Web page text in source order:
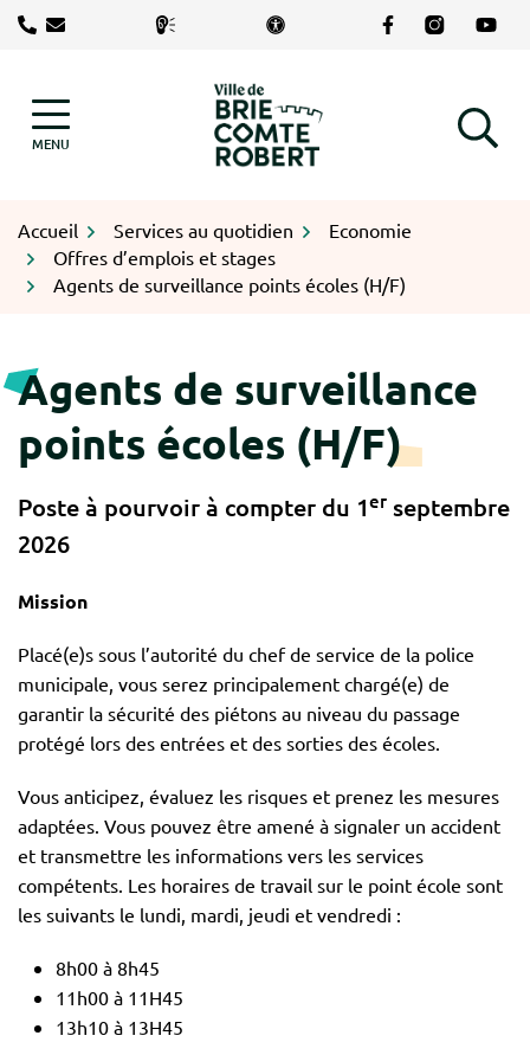
Aller
Lien vers le
Lien vers le
Lien
MENU Logo Brie-Comte-Robert
RECHERCHE
Accueil Services au quotidien
Economie
Offres d’emplois et stages
Agents de surveillance points écoles (H/F)
Agents de surveillance
points écoles (H/F)
Poste à pourvoir à compter du 1er septembre
2026
Mission
Placé(e)s sous l’autorité du chef de service de la police
municipale, vous serez principalement chargé(e) de
garantir la sécurité des piétons au niveau du passage
protégé lors des entrées et des sorties des écoles.
Vous anticipez, évaluez les risques et prenez les mesures
adaptées. Vous pouvez être amené à signaler un accident
et transmettre les informations vers les services
compétents. Les horaires de travail sur le point école sont
les suivants le lundi, mardi, jeudi et vendredi :
8h00 à 8h45
11h00 à 11H45
13h10 à 13H45